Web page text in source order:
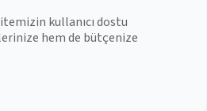
kullanıcı dostu
hem de bütçenize